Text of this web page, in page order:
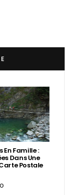
En Famille :
Dans Une
Postale